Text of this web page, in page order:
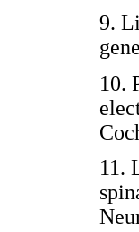
9.
10.
11.